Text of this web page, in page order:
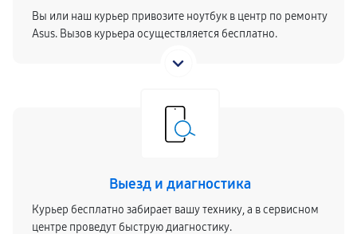
Вы или наш курьер привозите ноутбук в центр по ремонту
Asus. Вызов курьера осуществляется бесплатно.
Выезд и диагностика
Курьер бесплатно забирает вашу технику, а в сервисном
центре проведут быструю диагностику.